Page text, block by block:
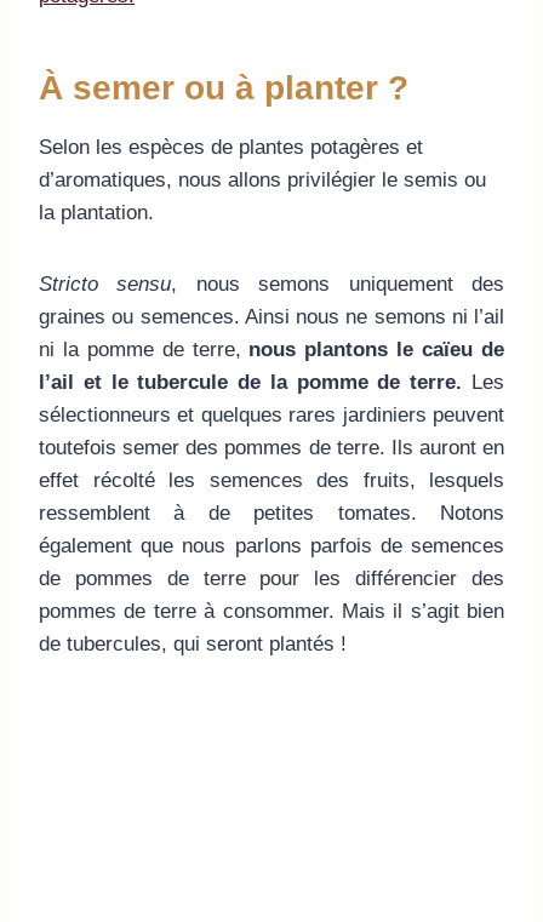
À semer ou à planter ?
Selon les espèces de plantes potagères et
d’aromatiques, nous allons privilégier le semis ou
la plantation.
Stricto sensu, nous semons uniquement des
graines ou semences. Ainsi nous ne semons ni l’ail
ni la pomme de terre, nous plantons le caïeu de
l’ail et le tubercule de la pomme de terre. Les
sélectionneurs et quelques rares jardiniers peuvent
toutefois semer des pommes de terre. Ils auront en
effet récolté les semences des fruits, lesquels
ressemblent à de petites tomates. Notons
également que nous parlons parfois de semences
de pommes de terre pour les différencier des
pommes de terre à consommer. Mais il s’agit bien
de tubercules, qui seront plantés !